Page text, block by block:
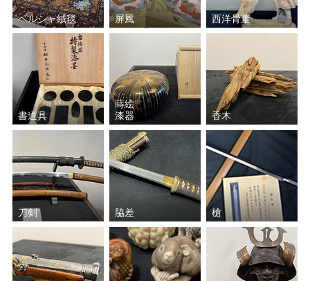
ペルシャ絨毯 屏風 西洋骨董
書道具
蒔絵
漆器
香木
刀剣 脇差 槍